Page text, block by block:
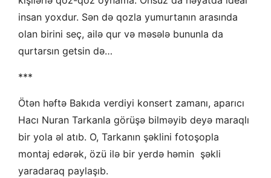
insan yoxdur. Sən də qozla yumurtanın arasında
olan birini seç, ailə qur və məsələ bununla da
qurtarsın getsin də…
***
Ötən həftə Bakıda verdiyi konsert zamanı, aparıcı
Hacı Nuran Tarkanla görüşə bilməyib deyə maraqlı
bir yola əl atıb. O, Tarkanın şəklini fotoşopla
montaj edərək, özü ilə bir yerdə həmin şəkli
yaradaraq paylaşıb.